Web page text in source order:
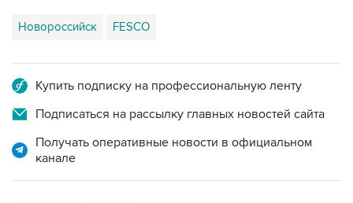
Новороссийск FESCO
Купить подписку на профессиональную ленту
Подписаться на рассылку главных новостей сайта
Получать оперативные новости в официальном
канале